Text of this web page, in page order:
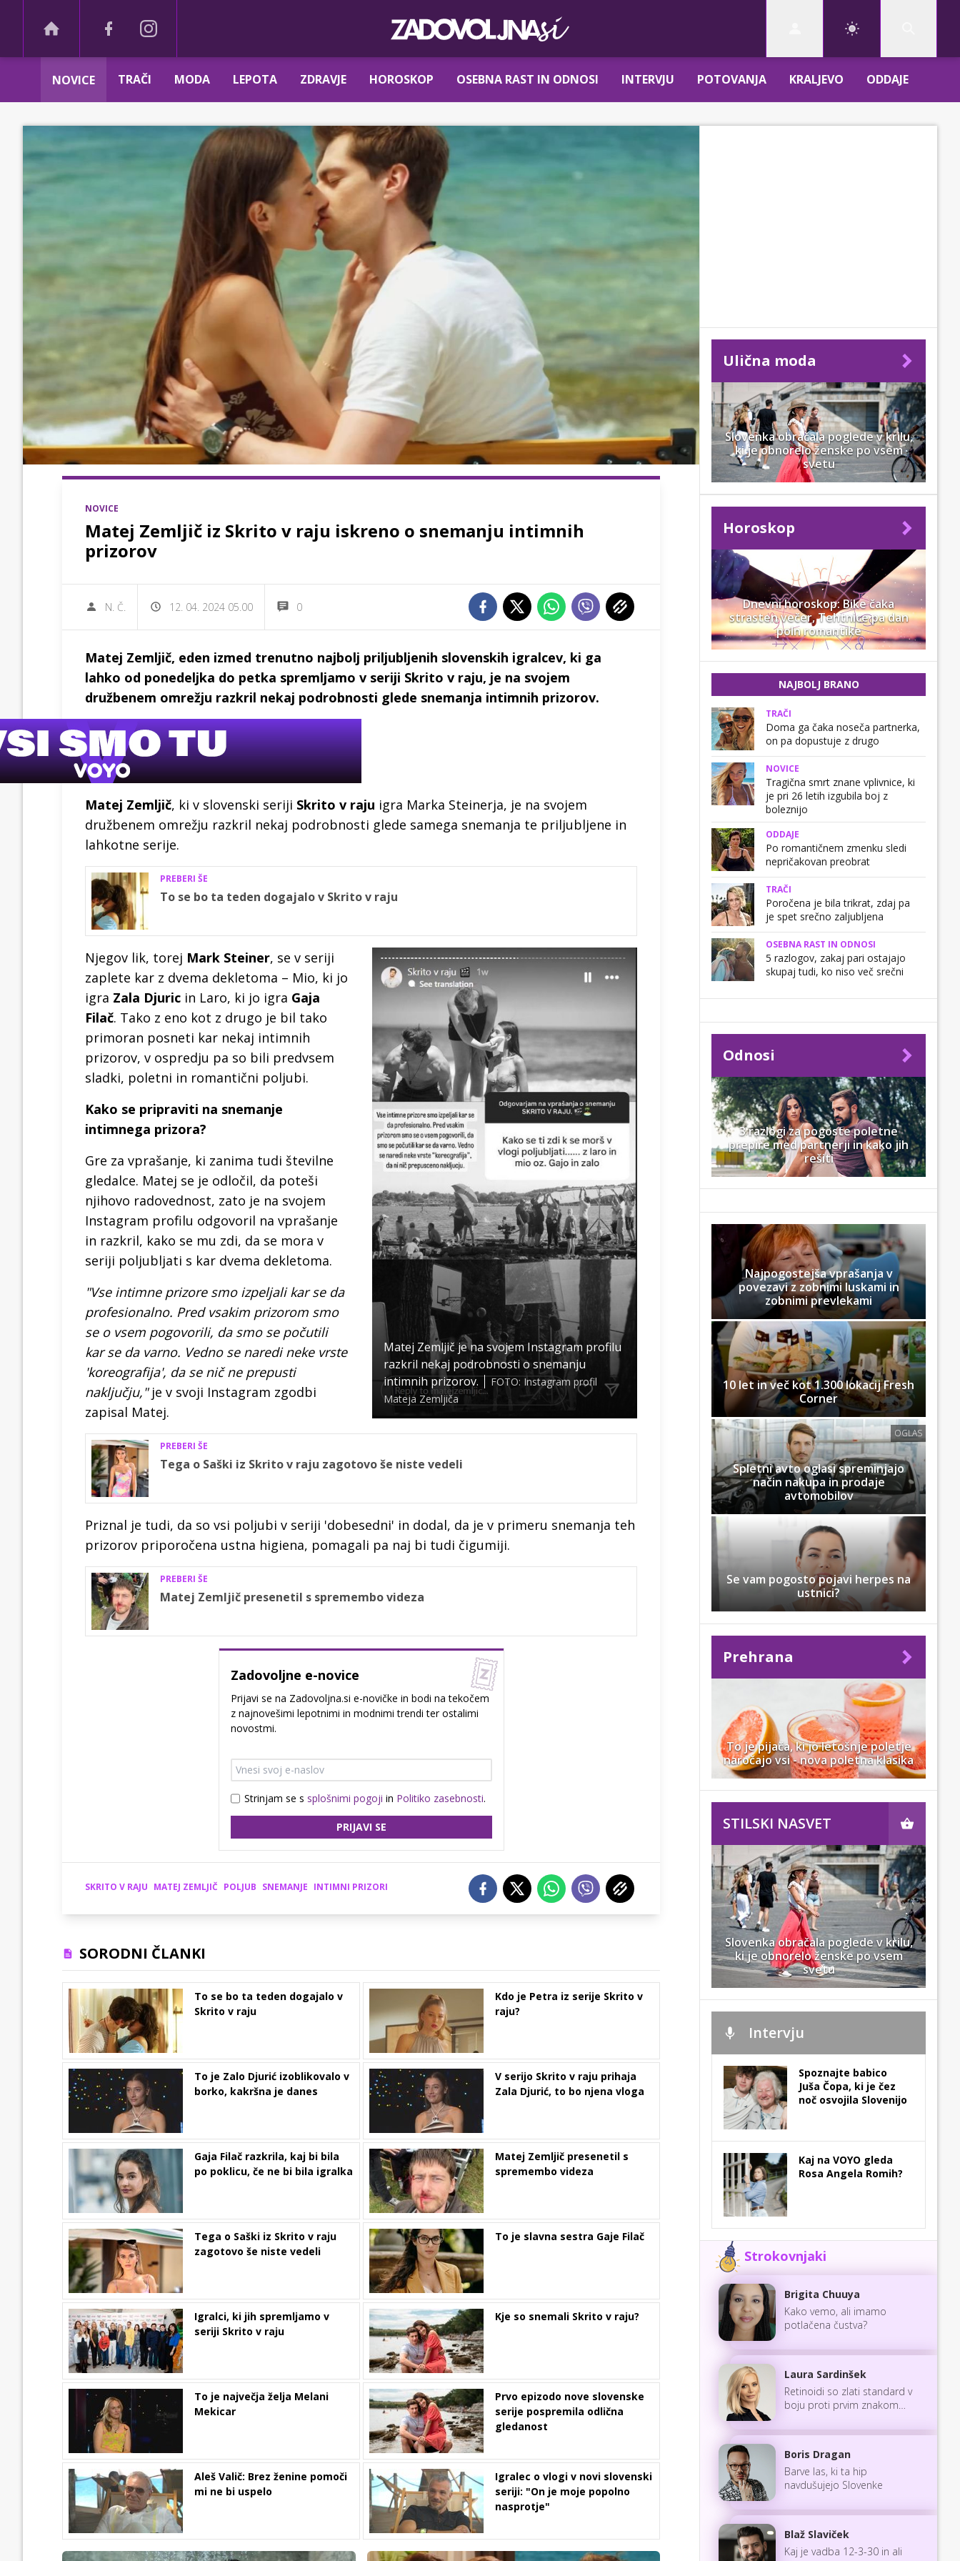
NOVICE TRAČI MODA LEPOTA ZDRAVJE HOROSKOP OSEBNA RAST IN ODNOSI INTERVJU POTOVANJA KRALJEVO ODDAJE
NOVICE
Matej Zemljič iz Skrito v raju iskreno o snemanju intimnih
prizorov
N. Č. 12. 04. 2024 05.00 0
Matej Zemljič, eden izmed trenutno najbolj priljubljenih slovenskih igralcev, ki ga
lahko od ponedeljka do petka spremljamo v seriji Skrito v raju, je na svojem
družbenem omrežju razkril nekaj podrobnosti glede snemanja intimnih prizorov.
Matej Zemljič, ki v slovenski seriji Skrito v raju igra Marka Steinerja, je na svojem
družbenem omrežju razkril nekaj podrobnosti glede samega snemanja te priljubljene in
lahkotne serije.
PREBERI ŠE
To se bo ta teden dogajalo v Skrito v raju
Matej Zemljič je na svojem Instagram profilu
razkril nekaj podrobnosti o snemanju
intimnih prizorov.
FOTO: Instagram profil
Mateja Zemljiča
Njegov lik, torej Mark Steiner, se v seriji
zaplete kar z dvema dekletoma – Mio, ki jo
igra Zala Djuric in Laro, ki jo igra Gaja
Filač. Tako z eno kot z drugo je bil tako
primoran posneti kar nekaj intimnih
prizorov, v ospredju pa so bili predvsem
sladki, poletni in romantični poljubi.
Kako se pripraviti na snemanje
intimnega prizora?
Gre za vprašanje, ki zanima tudi številne
gledalce. Matej se je odločil, da poteši
njihovo radovednost, zato je na svojem
Instagram profilu odgovoril na vprašanje
in razkril, kako se mu zdi, da se mora v
seriji poljubljati s kar dvema dekletoma.
"Vse intimne prizore smo izpeljali kar se da
profesionalno. Pred vsakim prizorom smo
se o vsem pogovorili, da smo se počutili
kar se da varno. Vedno se naredi neke vrste
'koreografija', da se nič ne prepusti
naključju,"je v svoji Instagram zgodbi
zapisal Matej.
PREBERI ŠE
Tega o Saški iz Skrito v raju zagotovo še niste vedeli
Priznal je tudi, da so vsi poljubi v seriji 'dobesedni' in dodal, da je v primeru snemanja teh
prizorov priporočena ustna higiena, pomagali pa naj bi tudi čigumiji.
PREBERI ŠE
Matej Zemljič presenetil s spremembo videza
Zadovoljne e-novice
Prijavi se na Zadovoljna.si e-novičke in bodi na tekočem
z najnovešimi lepotnimi in modnimi trendi ter ostalimi
novostmi.
Strinjam se s splošnimi pogoji in Politiko zasebnosti.
PRIJAVI SE
SKRITO V RAJU MATEJ ZEMLJIČ POLJUB SNEMANJE INTIMNI PRIZORI
SORODNI ČLANKI
To se bo ta teden dogajalo v
Skrito v raju
Kdo je Petra iz serije Skrito v
raju?
To je Zalo Djurić izoblikovalo v
borko, kakršna je danes
V serijo Skrito v raju prihaja
Zala Djurić, to bo njena vloga
Gaja Filač razkrila, kaj bi bila
po poklicu, če ne bi bila igralka
Matej Zemljič presenetil s
spremembo videza
Tega o Saški iz Skrito v raju
zagotovo še niste vedeli
To je slavna sestra Gaje Filač
Igralci, ki jih spremljamo v
seriji Skrito v raju
Kje so snemali Skrito v raju?
To je največja želja Melani
Mekicar
Prvo epizodo nove slovenske
serije pospremila odlična
gledanost
Aleš Valič: Brez ženine pomoči
mi ne bi uspelo
Igralec o vlogi v novi slovenski
seriji: "On je moje popolno
nasprotje"
Ulična moda
Slovenka obračala poglede v krilu,
ki je obnorelo ženske po vsem
svetu
Horoskop
Dnevni horoskop: Bike čaka
strasten večer, Tehtnice pa dan
poln romantike
NAJBOLJ BRANO
TRAČI
Doma ga čaka noseča partnerka,
on pa dopustuje z drugo
NOVICE
Tragična smrt znane vplivnice, ki
je pri 26 letih izgubila boj z
boleznijo
ODDAJE
Po romantičnem zmenku sledi
nepričakovan preobrat
TRAČI
Poročena je bila trikrat, zdaj pa
je spet srečno zaljubljena
OSEBNA RAST IN ODNOSI
5 razlogov, zakaj pari ostajajo
skupaj tudi, ko niso več srečni
Odnosi
3 razlogi za pogoste poletne
prepire med partnerji in kako jih
rešiti
Najpogostejša vprašanja v
povezavi z zobnimi luskami in
zobnimi prevlekami
10 let in več kot 1.300 lokacij Fresh
Corner
OGLAS
Spletni avto oglasi spreminjajo
način nakupa in prodaje
avtomobilov
Se vam pogosto pojavi herpes na
ustnici?
Prehrana
To je pijača, ki jo letošnje poletje
naročajo vsi - nova poletna klasika
STILSKI NASVET
Slovenka obračala poglede v krilu,
ki je obnorelo ženske po vsem
svetu
Intervju
Spoznajte babico
Juša Čopa, ki je čez
noč osvojila Slovenijo
Kaj na VOYO gleda
Rosa Angela Romih?
Strokovnjaki
Brigita Chuuya
Kako vemo, ali imamo
potlačena čustva?
Laura Sardinšek
Retinoidi so zlati standard v
boju proti prvim znakom
Boris Dragan
Barve las, ki ta hip
navdušujejo Slovenke
Blaž Slaviček
Kaj je vadba 12-3-30 in ali